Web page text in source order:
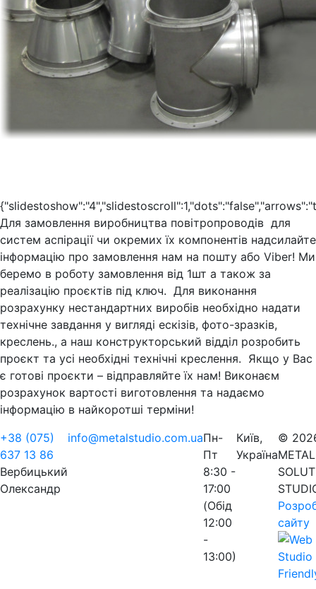
Для замовлення виробництва повітропроводів для
систем аспірації чи окремих їх компонентів надсилайте
інформацію про замовлення нам на пошту або Viber! Ми
беремо в роботу замовлення від 1шт а також за
реалізацію проєктів під ключ. Для виконання
розрахунку нестандартних виробів необхідно надати
технічне завдання у вигляді ескізів, фото-зразків,
креслень., а наш конструкторський відділ розробить
проєкт та усі необхідні технічні креслення. Якщо у Вас
є готові проєкти – відправляйте їх нам! Виконаєм
розрахунок вартості виготовлення та надаємо
інформацію в найкоротші терміни!
+38 (075)
637 13 86
Вербицький
Олександр
info@metalstudio.com.uaПн-
Пт
8:30 -
17:00
(Обід
12:00
-
13:00)
Київ,
Україна
©
METAL
сайту